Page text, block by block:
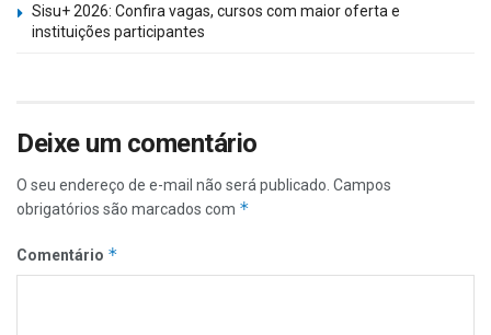
Sisu+ 2026: Confira vagas, cursos com maior oferta e
instituições participantes
Deixe um comentário
O seu endereço de e-mail não será publicado. Campos
obrigatórios são marcados com *
Comentário *